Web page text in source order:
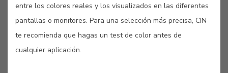
GUARDAR
entre los colores reales y los visualizados en las diferentes
pantallas o monitores. Para una selección más precisa, CIN
te recomienda que hagas un test de color antes de
cualquier aplicación.